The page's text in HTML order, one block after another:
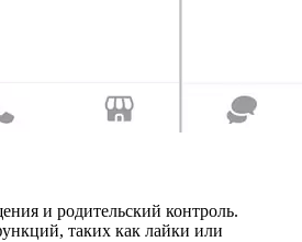
и родительский контроль.
таких как лайки или